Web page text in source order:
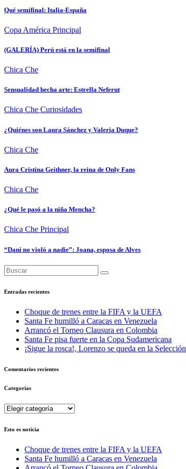
Qué semifinal: Italia-España
Copa América Principal
(GALERÍA) Perú está en la semifinal
Chica Che
Sensualidad hecha arte: Estrella Neferut
Chica Che Curiosidades
¿Quiénes son Laura Sánchez y Valeria Duque?
Chica Che
Aura Cristina Geithner, la reina de Only Fans
Chica Che
¿Qué le pasó a la niña Mencha?
Chica Che Principal
“Dani no violó a nadie”: Joana, esposa de Alves
Entradas recientes
Choque de trenes entre la FIFA y la UEFA
Santa Fe humilló a Caracas en Venezuela
Arrancó el Torneo Clausura en Colombia
Santa Fe pisa fuerte en la Copa Sudamericana
¡Sigue la rosca!, Lorenzo se queda en la Selección
Comentarios recientes
Categorías
Categorías
Esto es noticia
Choque de trenes entre la FIFA y la UEFA
Santa Fe humilló a Caracas en Venezuela